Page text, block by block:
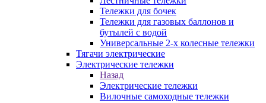
Тележки для бочек
Тележки для газовых баллонов и
бутылей с водой
Универсальные 2-х колесные тележки
Тягачи электрические
Электрические тележки
Назад
Электрические тележки
Вилочные самоходные тележки